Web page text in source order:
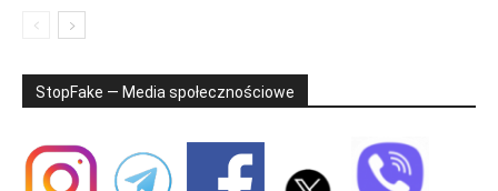
StopFake — Media społecznościowe